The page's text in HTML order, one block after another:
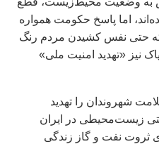
اما پاسخ حکومت همواره
حتی نفس کشیدن مردم رنگ
نیز «تهدید امنیت ملی»
شهروندان را تهدید
زیست‌محیطی در ایران
ثروت نفت و گاز زندگی